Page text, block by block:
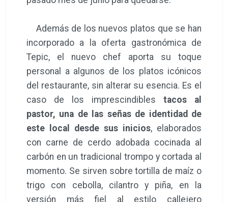
Además de los nuevos platos que se han
incorporado a la oferta gastronómica de
Tepic, el nuevo chef aporta su toque
personal a algunos de los platos icónicos
del restaurante, sin alterar su esencia. Es el
caso de los imprescindibles tacos al
pastor, una de las señas de identidad de
este local desde sus inicios, elaborados
con carne de cerdo adobada cocinada al
carbón en un tradicional trompo y cortada al
momento. Se sirven sobre tortilla de maíz o
trigo con cebolla, cilantro y piña, en la
versión más fiel al estilo callejero